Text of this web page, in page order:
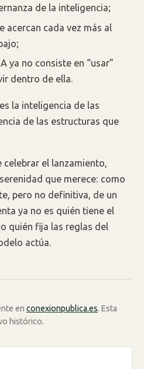
de la inteligencia;
acercan cada vez más al
ya no consiste en “usar”
dentro de ella.
la inteligencia de las
de las estructuras que
celebrar el lanzamiento,
que merece: como
pero no definitiva, de un
ya no es quién tiene el
quién fija las reglas del
actúa.
en conexionpublica.es. Esta
histórico.